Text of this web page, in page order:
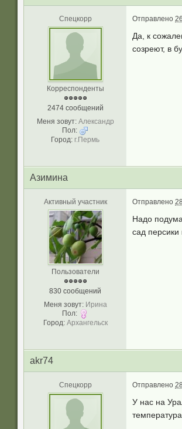
Спецкорр
Корреспонденты
2474 сообщений
Меня зовут: Александр
Пол:
Город: г.Пермь
Отправлено
Да, к
созреют, в
Азимина
Активный участник
Пользователи
830 сообщений
Меня зовут: Ирина
Пол:
Город: Архангельск
Отправлено
Надо
сад
akr74
Спецкорр Отправлено
У нас на